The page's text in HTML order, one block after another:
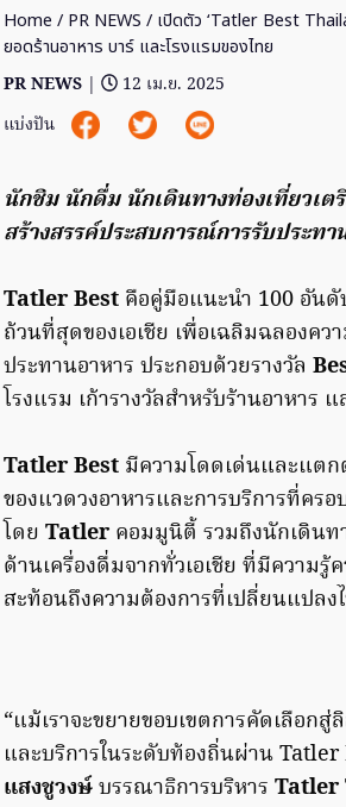
Home / PR NEWS / เปิดตัว ‘Tatler Best
ยอดร้านอาหาร บาร์ และโรงแรมของไทย
PR NEWS |
12 เม.ย. 2025
แบ่งปัน
นักชิม นักดื่ม นักเดินทางท่องเที่ยวเ
สร้างสรรค์ประสบการณ์การรับประ
Tatler Best คือคู่มือแนะนำ 100 อันดั
ถ้วนที่สุดของเอเชีย เพื่อเฉลิมฉลองค
ประทานอาหาร ประกอบด้วยรางวัล
โรงแรม เก้ารางวัลสำหรับร้านอาหาร
Tatler Best มีความโดดเด่นและแตก
ของแวดวงอาหารและการบริการที่คร
โดย Tatler คอมมูนิตี้ รวมถึงนักเดินท
ด้านเครื่องดื่มจากทั่วเอเชีย ที่มีความ
สะท้อนถึงความต้องการที่เปลี่ยนแปล
“แม้เราจะขยายขอบเขตการคัดเลือก
และบริการในระดับท้องถิ่นผ่าน
แสงชูวงษ์บรรณาธิการบริหาร